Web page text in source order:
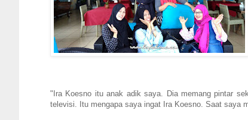
"Ira Koesno itu anak adik saya. Dia memang pintar
televisi. Itu mengapa saya ingat Ira Koesno. Saat saya